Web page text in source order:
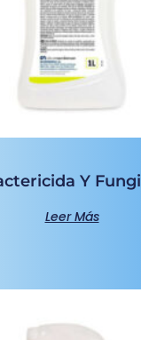
Y
Leer Más